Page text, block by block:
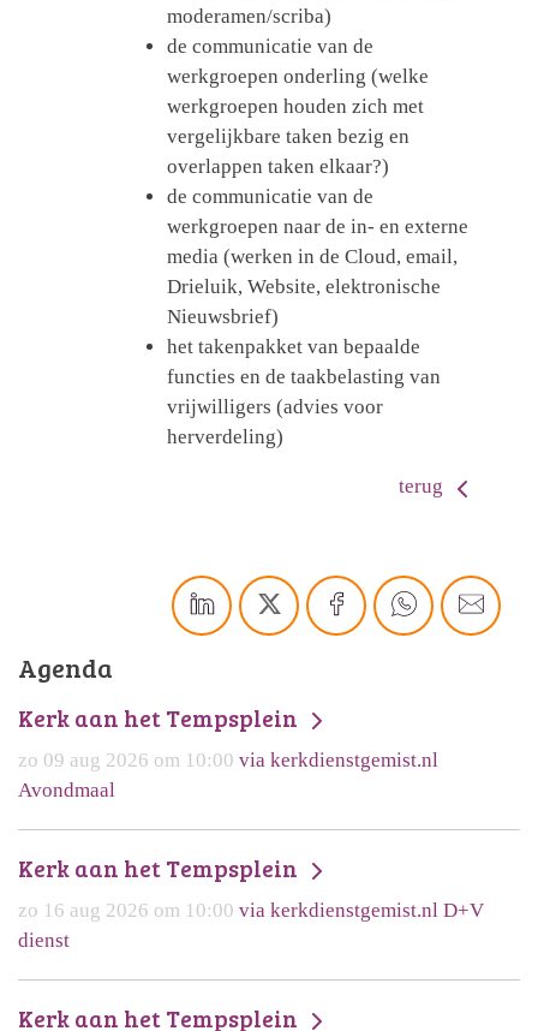
moderamen/scriba)
de communicatie van de
werkgroepen onderling (welke
werkgroepen houden zich met
vergelijkbare taken bezig en
overlappen taken elkaar?)
de communicatie van de
werkgroepen naar de in- en externe
media (werken in de Cloud, email,
Drieluik, Website, elektronische
Nieuwsbrief)
het takenpakket van bepaalde
functies en de taakbelasting van
vrijwilligers (advies voor
herverdeling)
terug
Agenda
Kerk aan het Tempsplein
zo 09 aug 2026 om 10:00 via kerkdienstgemist.nl
Avondmaal
Kerk aan het Tempsplein
zo 16 aug 2026 om 10:00 via kerkdienstgemist.nl D+V
dienst
Kerk aan het Tempsplein